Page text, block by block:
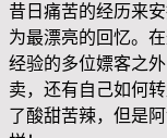
昔日痛苦的经历来
为最漂亮的回忆。
经验的多位嫖客之
卖，还有自己如何
了酸甜苦辣，但是